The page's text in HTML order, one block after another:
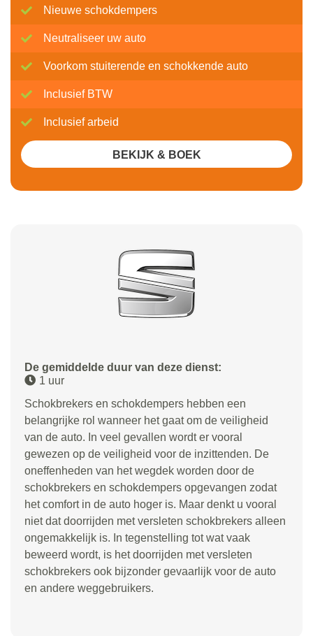
De gemiddelde duur van deze dienst:
1 uur
Schokbrekers en schokdempers hebben een
belangrijke rol wanneer het gaat om de veiligheid
van de auto. In veel gevallen wordt er vooral
gewezen op de veiligheid voor de inzittenden. De
oneffenheden van het wegdek worden door de
schokbrekers en schokdempers opgevangen zodat
het comfort in de auto hoger is. Maar denkt u vooral
niet dat doorrijden met versleten schokbrekers alleen
ongemakkelijk is. In tegenstelling tot wat vaak
beweerd wordt, is het doorrijden met versleten
schokbrekers ook bijzonder gevaarlijk voor de auto
en andere weggebruikers.
Nieuwe schokdempers
Neutraliseer uw auto
Voorkom stuiterende en schokkende auto
Inclusief BTW
Inclusief arbeid
BEKIJK & BOEK